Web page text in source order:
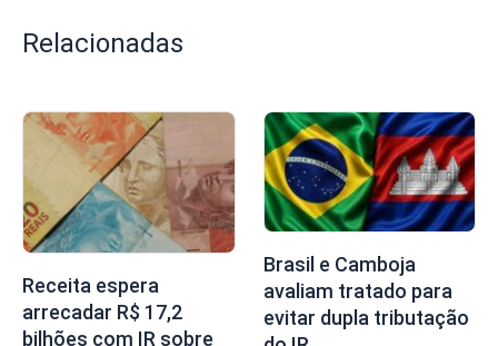
Relacionadas
Receita espera
arrecadar R$ 17,2
bilhões com IR sobre
Brasil e Camboja
avaliam tratado para
evitar dupla tributação